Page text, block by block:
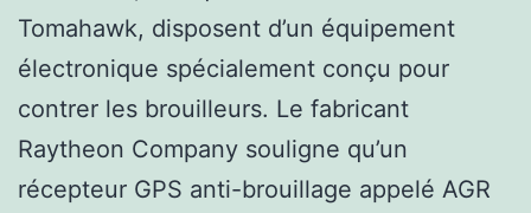
Tomahawk, disposent d’un équipement
électronique spécialement conçu pour
contrer les brouilleurs. Le fabricant
Raytheon Company souligne qu’un
récepteur GPS anti-brouillage appelé AGR